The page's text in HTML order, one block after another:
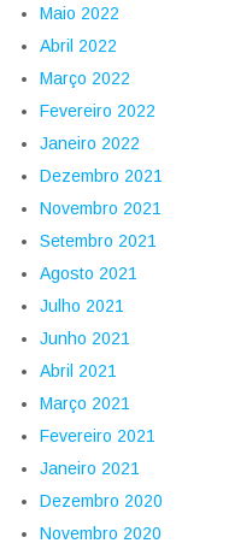
Maio 2022
Abril 2022
Março 2022
Fevereiro 2022
Janeiro 2022
Dezembro 2021
Novembro 2021
Setembro 2021
Agosto 2021
Julho 2021
Junho 2021
Abril 2021
Março 2021
Fevereiro 2021
Janeiro 2021
Dezembro 2020
Novembro 2020